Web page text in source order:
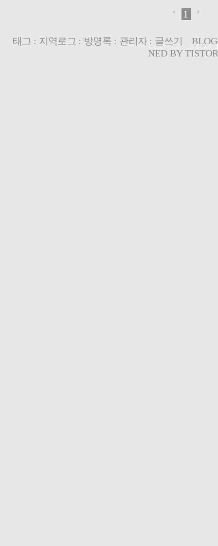
1
태그 : 지역로그 : 방명록: 관리자: 글쓰기
NED BY